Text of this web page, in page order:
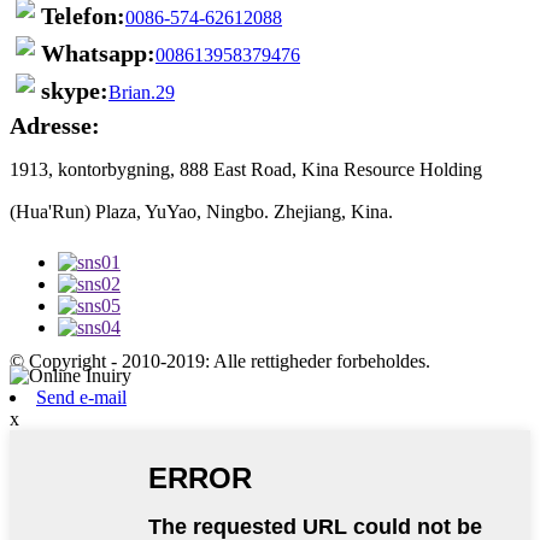
Telefon:0086-574-62612088
Whatsapp:008613958379476
skype:Brian.29
Adresse:
1913, kontorbygning, 888 East Road, Kina Resource Holding
(Hua'Run) Plaza, YuYao, Ningbo. Zhejiang, Kina.
© Copyright - 2010-2019: Alle rettigheder forbeholdes.
Send e-mail
x